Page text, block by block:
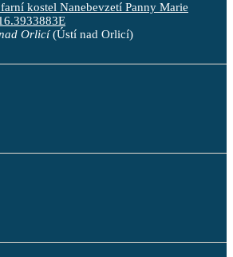
kostel Nanebevzetí Panny Marie
Orlicí(Ústí nad Orlicí)